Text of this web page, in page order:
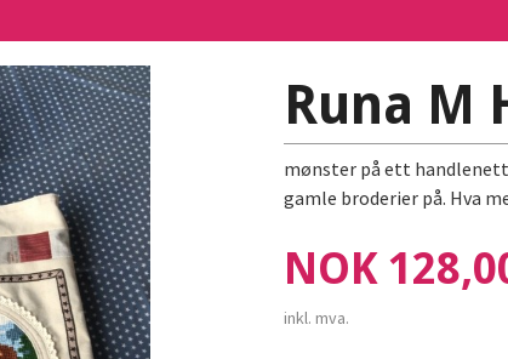
Runa M
mønster på ett
gamle broderier på. Hva
Pris
NOK
inkl. mva.